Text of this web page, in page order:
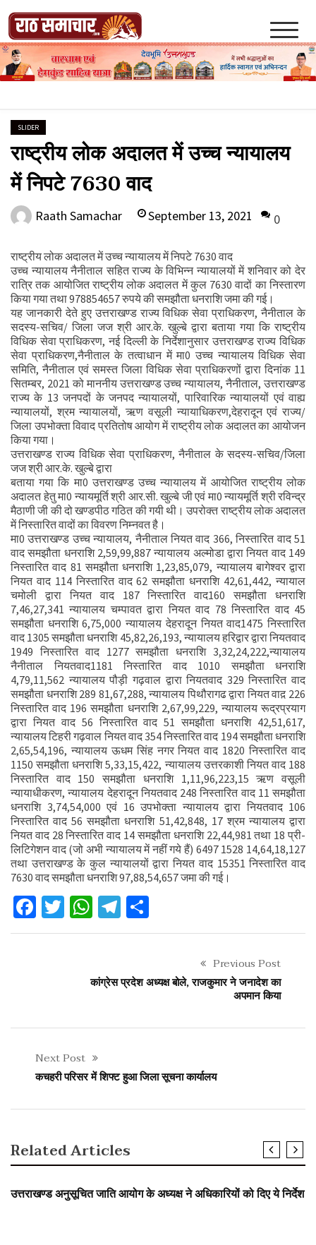
content
Raath Samachar
SLIDER
राष्ट्रीय लोक अदालत में उच्च न्यायालय
में निपटे 7630 वाद
Raath Samachar September 13, 2021 0
राष्ट्रीय लोक अदालत में उच्च न्यायालय में निपटे 7630 वाद
उच्च न्यायालय नैनीताल सहित राज्य के विभिन्न न्यायालयों में शनिवार को देर
रात्रि तक आयोजित राष्ट्रीय लोक अदालत में कुल 7630 वादों का निस्तारण
किया गया तथा 978854657 रुपये की समझौता धनराशि जमा की गई।
यह जानकारी देते हुए उत्तराखण्ड राज्य विधिक सेवा प्राधिकरण, नैनीताल के
सदस्य-सचिव/ जिला जज श्री आर.के. खुल्बे द्वारा बताया गया कि राष्ट्रीय
विधिक सेवा प्राधिकरण, नई दिल्ली के निर्देशानुसार उत्तराखण्ड राज्य विधिक
सेवा प्राधिकरण,नैनीताल के तत्वाधान में मा0 उच्च न्यायालय विधिक सेवा
समिति, नैनीताल एवं समस्त जिला विधिक सेवा प्राधिकरणों द्वारा दिनांक 11
सितम्बर, 2021 को माननीय उत्तराखण्ड उच्च न्यायालय, नैनीताल, उत्तराखण्ड
राज्य के 13 जनपदों के जनपद न्यायालयों, पारिवारिक न्यायालयों एवं वाह्य
न्यायालयों, श्रम न्यायालयों, ऋण वसूली न्यायाधिकरण,देहरादून एवं राज्य/
जिला उपभोक्ता विवाद प्रतितोष आयोग में राष्ट्रीय लोक अदालत का आयोजन
किया गया।
उत्तराखण्ड राज्य विधिक सेवा प्राधिकरण, नैनीताल के सदस्य-सचिव/जिला
जज श्री आर.के. खुल्बे द्वारा
बताया गया कि मा0 उत्तराखण्ड उच्च न्यायालय में आयोजित राष्ट्रीय लोक
अदालत हेतु मा0 न्यायमूर्ति श्री आर.सी. खुल्बे जी एवं मा0 न्यायमूर्ति श्री रविन्द्र
मैठाणी जी की दो खण्डपीठ गठित की गयी थी। उपरोक्त राष्ट्रीय लोक अदालत
में निस्तारित वादों का विवरण निम्नवत है।
मा0 उत्तराखण्ड उच्च न्यायालय, नैनीताल नियत वाद 366, निस्तारित वाद 51
वाद समझौता धनराशि 2,59,99,887 न्यायालय अल्मोडा द्वारा नियत वाद 149
निस्तारित वाद 81 समझौता धनराशि 1,23,85,079, न्यायालय बागेश्वर द्वारा
नियत वाद 114 निस्तारित वाद 62 समझौता धनराशि 42,61,442, न्यायाल
चमोली द्वारा नियत वाद 187 निस्तारित वाद160 समझौता धनराशि
7,46,27,341 न्यायालय चम्पावत द्वारा नियत वाद 78 निस्तारित वाद 45
समझौता धनराशि 6,75,000 न्यायालय देहरादून नियत वाद1475 निस्तारित
वाद 1305 समझौता धनराशि 45,82,26,193, न्यायालय हरिद्वार द्वारा नियतवाद
1949 निस्तारित वाद 1277 समझौता धनराशि 3,32,24,222,न्यायालय
नैनीताल नियतवाद1181 निस्तारित वाद 1010 समझौता धनराशि
4,79,11,562 न्यायालय पौड़ी गढ़वाल द्वारा नियतवाद 329 निस्तारित वाद
समझौता धनराशि 289 81,67,288, न्यायालय पिथौरागढ द्वारा नियत वाद़ 226
निस्तारित वाद 196 समझौता धनराशि 2,67,99,229, न्यायालय रूद्रप्रयाग
द्वारा नियत वाद 56 निस्तारित वाद 51 समझौता धनराशि 42,51,617,
न्यायालय टिहरी गढ़वाल नियत वाद 354 निस्तारित वाद 194 समझौता धनराशि
2,65,54,196, न्यायालय ऊधम सिंह नगर नियत वाद 1820 निस्तारित वाद
1150 समझौता धनराशि 5,33,15,422, न्यायालय उत्तरकाशी नियत वाद 188
निस्तारित वाद 150 समझौता धनराशि 1,11,96,223,15 ऋण वसूली
न्यायाधीकरण, न्यायालय देहरादून नियतवाद 248 निस्तारित वाद 11 समझौता
धनराशि 3,74,54,000 एवं 16 उपभोक्ता न्यायालय द्वारा नियतवाद 106
निस्तारित वाद 56 समझौता धनराशि 51,42,848, 17 श्रम न्यायालय द्वारा
नियत वाद 28 निस्तारित वाद 14 समझौता धनराशि 22,44,981 तथा 18 प्री-
लिटिगेशन वाद (जो अभी न्यायालय में नहीं गये हैं) 6497 1528 14,64,18,127
तथा उत्तराखण्ड के कुल न्यायालयों द्वारा नियत वाद 15351 निस्तारित वाद
7630 वाद समझौता धनराशि 97,88,54,657 जमा की गई।
Facebook
Twitter
WhatsApp
Telegram
Previous Post
कांग्रेस प्रदेश अध्यक्ष बोले, राजकुमार ने जनादेश का
अपमान किया
Next Post
कचहरी परिसर में शिफ्ट हुआ जिला सूचना कार्यालय
Related Articles
उत्तराखण्ड अनुसूचित जाति आयोग के अध्यक्ष ने अधिकारियों को दिए ये निर्देश